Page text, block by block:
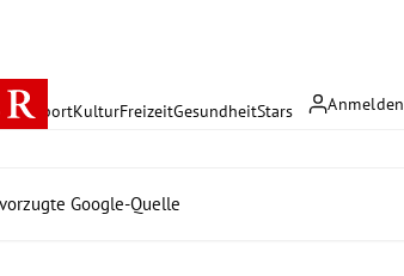
Anmelden
SportKulturFreizeitGesundheitStars
Google-Quelle